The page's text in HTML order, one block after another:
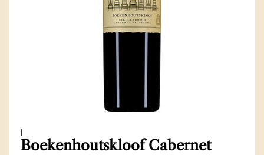
Boekenhoutskloof Cabernet